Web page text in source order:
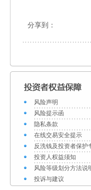
分享到：
风险声明
风险提示函
隐私条款
在线交易安全提示
反洗钱及投资者保护
投资人权益须知
风险等级划分方法说
投诉与建议